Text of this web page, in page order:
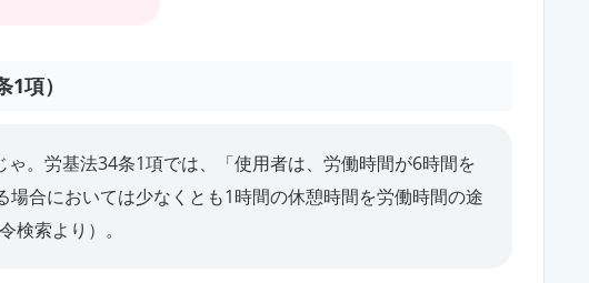
項）
。労基法34条1項では、「使用者は、労働時間が6時間を
合においては少なくとも1時間の休憩時間を労働時間の途
検索より）。